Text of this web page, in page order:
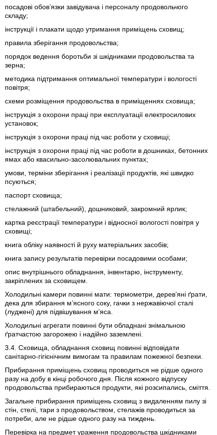
посадові обов’язки завідувача і персоналу продовольчого
складу;
інструкції і плакати щодо утримання приміщень сховищ;
правила зберігання продовольства;
порядок ведення боротьби зі шкідниками продовольства та
зерна;
методика підтримання оптимальної температури і вологості
повітря;
схеми розміщення продовольства в приміщеннях сховища;
інструкція з охорони праці при експлуатації електросилових
установок;
інструкція з охорони праці під час роботи у сховищі;
інструкція з охорони праці під час роботи в дошниках, бетонних
ямах або квасильно-засолювальних пунктах;
умови, терміни зберігання і реалізації продуктів, які швидко
псуються;
паспорт сховища;
стелажний (штабельний), дошниковий, закромний ярлик;
картка реєстрації температури і відносної вологості повітря у
сховищі;
книга обліку наявності й руху матеріальних засобів;
книга запису результатів перевірки посадовими особами;
опис внутрішнього обладнання, інвентарю, інструменту,
закріплених за сховищем.
Холодильні камери повинні мати: термометри, дерев’яні ґрати,
дека для збирання м’ясного соку, гачки з нержавіючої сталі
(луджені) для підвішування м’яса.
Холодильні агрегати повинні бути обладнані знімальною
ґратчастою загорожею і надійно заземлені.
3.4. Сховища, обладнання сховищ повинні відповідати
санітарно-гігієнічним вимогам та правилам пожежної безпеки.
Прибирання приміщень сховищ проводиться не рідше одного
разу на добу в кінці робочого дня. Після кожного відпуску
продовольства прибираються продукти, які розсипались, сміття.
Загальне прибирання приміщень сховищ з видаленням пилу зі
стін, стелі, тари з продовольством, стелажів проводиться за
потреби, але не рідше одного разу на тиждень.
Перевірка на предмет ураження продовольства шкідниками